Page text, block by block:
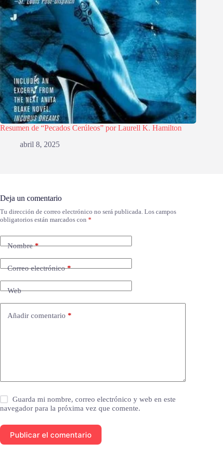
Resumen de “Pecados Cerúleos” por Laurell K. Hamilton
abril 8, 2025
Deja un comentario
Tu dirección de correo electrónico no será publicada. Los campos
obligatorios están marcados con *
Nombre*
Correo electrónico*
Web
Añadir comentario *
Guarda mi nombre, correo electrónico y web en este
navegador para la próxima vez que comente.
Publicar el comentario